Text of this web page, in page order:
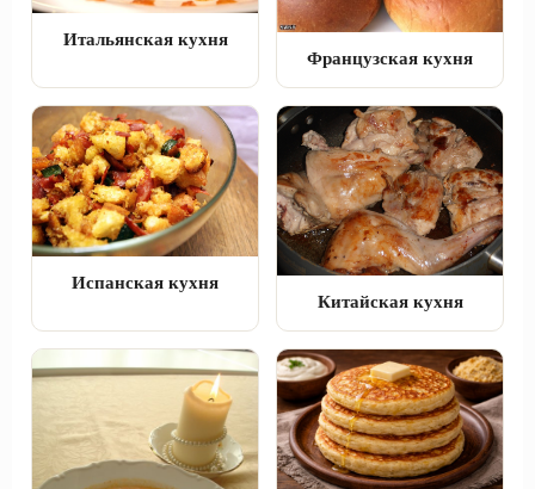
Итальянская кухня
Французская кухня
Испанская кухня
Китайская кухня